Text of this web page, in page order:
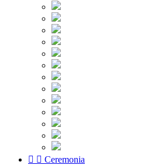
  Ceremonia